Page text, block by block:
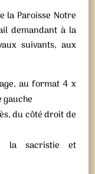
la Paroisse Notre
demandant à la
suivants, aux
au format 4 x
gauche
du côté droit de
la sacristie et